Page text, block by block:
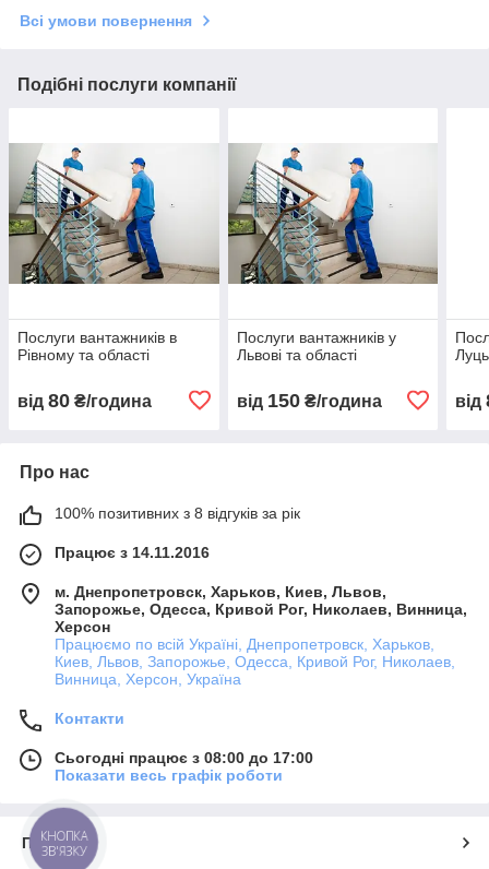
Всі умови повернення
Подібні послуги компанії
Послуги вантажників в
Рівному та області
від 80 ₴/година
Послуги вантажників у
Львові та області
від 150₴/година від
Про нас
100% позитивних з 8 відгуків за рік
Працює з 14.11.2016
м. Днепропетровск, Харьков, Киев, Львов,
Запорожье, Одесса, Кривой Рог, Николаев, Винница,
Херсон
Працюємо по всій Україні, Днепропетровск, Харьков,
Киев, Львов, Запорожье, Одесса, Кривой Рог, Николаев,
Винница, Херсон, Україна
Контакти
Сьогодні працює з 08:00 до 17:00
Показати весь графік роботи
Про нас
КНОПКА
ЗВ'ЯЗКУ